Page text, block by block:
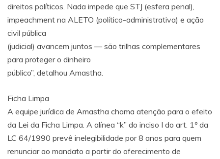
direitos políticos. Nada impede que STJ (esfera penal),
impeachment na ALETO (político-administrativa) e ação
civil pública
(judicial) avancem juntos — são trilhas complementares
para proteger o dinheiro
público”, detalhou Amastha.
Ficha Limpa
A equipe jurídica de Amastha chama atenção para o efeito
da Lei da Ficha Limpa. A alínea “k” do inciso I do art. 1º da
LC 64/1990 prevê inelegibilidade por 8 anos para quem
renunciar ao mandato a partir do oferecimento de